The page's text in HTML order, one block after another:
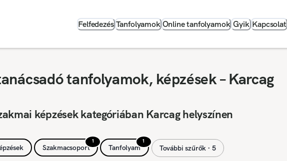
Felfedezés Tanfolyamok Online tanfolyamok Gyik Kapcsolat
tanfolyamok, képzések – Karcag
képzések kategóriában Karcag helyszínen
1
Szakmacsoport
1
Tanfolyam További szűrők ∙ 5